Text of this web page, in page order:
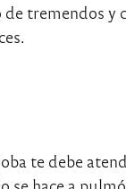
tremendos y
te debe
se hace a